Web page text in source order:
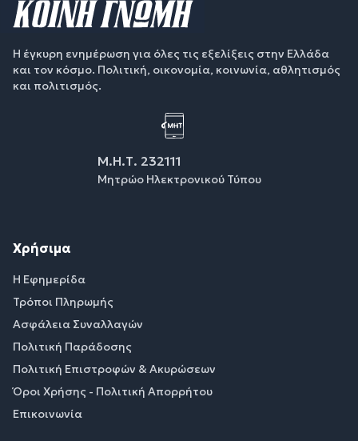
Η έγκυρη ενημέρωση για όλες τις εξελίξεις στην Ελλάδα
και τον κόσμο. Πολιτική, οικονομία, κοινωνία, αθλητισμός
και πολιτισμός.
Μ.Η.Τ. 232111
Μητρώο Ηλεκτρονικού Τύπου
Χρήσιμα
Η Εφημερίδα
Τρόποι Πληρωμής
Ασφάλεια Συναλλαγών
Πολιτική Παράδοσης
Πολιτική Επιστροφών & Ακυρώσεων
Όροι Χρήσης - Πολιτική Απορρήτου
Επικοινωνία